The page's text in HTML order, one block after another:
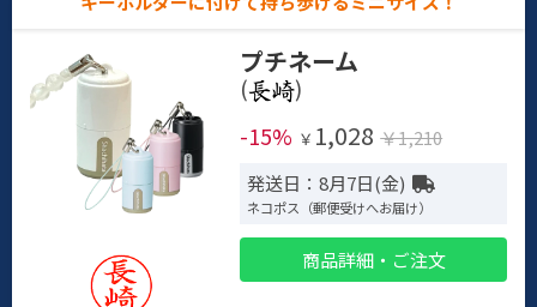
プチネーム
(
)
-15% ￥ 1,028 ￥1,210
発送日：8月7日(金)
ネコポス（郵便受けへお届け）
商品詳細・ご注文